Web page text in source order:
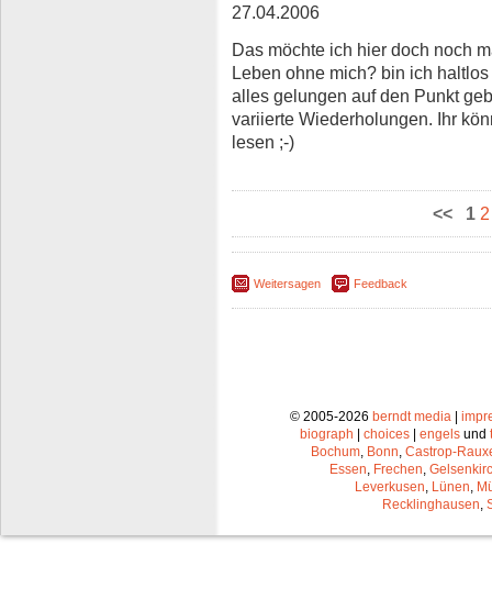
27.04.2006
Das möchte ich hier doch noch
Leben ohne mich? bin ich
alles gelungen auf den Punkt
variierte Wiederholungen. Ihr
lesen ;-)
<< 1 2
Weitersagen Feedback
© 2005-2026 berndt media|
biograph
choices engels und
Bochum, Bonn, Castrop-
Essen, Frechen,
Leverkusen, Lünen,
Recklinghausen,